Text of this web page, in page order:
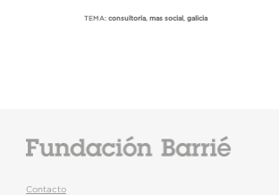
TEMA: consultoria, mas social , galicia
Contacto